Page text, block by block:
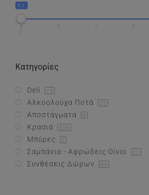
Συνθέσεις Δώρων
€2
2
Κατηγορίες
Deli 74
Αλκοολούχα Ποτά 55
Αποστάγματα 8
Κρασιά 306
Μπύρες 2
Σαμπάνια - Αφρώδεις Οίνοι 22
Συνθέσεις Δώρων 33